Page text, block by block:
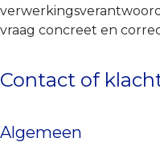
vraag concreet en
Contact of
Algemeen